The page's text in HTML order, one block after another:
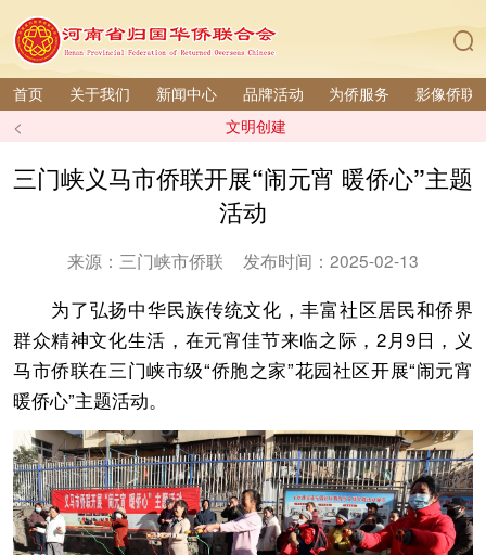
首页 关于我们 新闻中心 品牌活动 为侨服务 影像侨联
< 文明创建
三门峡义马市侨联开展“闹元宵 暖侨心”主题
活动
来源：三门峡市侨联 发布时间：2025-02-13
为了弘扬中华民族传统文化，丰富社区居民和侨界
群众精神文化生活，在元宵佳节来临之际，2月9日，义
马市侨联在三门峡市级“侨胞之家”花园社区开展“闹元宵
暖侨心”主题活动。